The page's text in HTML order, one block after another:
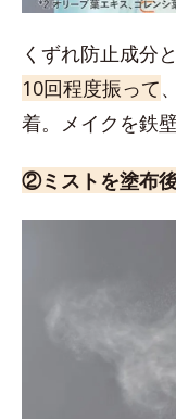
くずれ防止成分
10回程度振って
着。メイクを鉄
②ミストを塗布